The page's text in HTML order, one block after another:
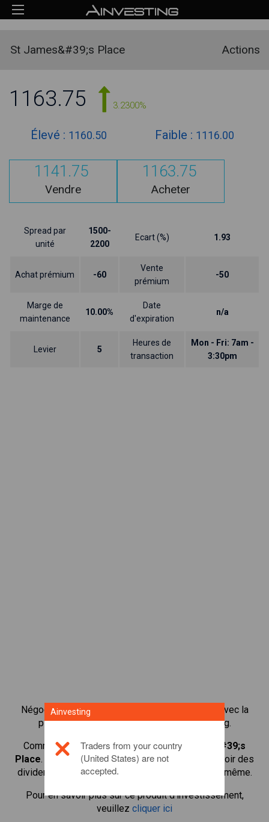
St James&#39;s Place Actions
1163.75 3.2300%
Élevé : 1160.50 Faible : 1116.00
1141.75
Vendre
1163.75
Acheter
Spread par
unité
1500-
2200
Ecart (%) 1.93
Achat prémium -60
Vente
prémium
-50
Marge de
maintenance
10.00%
Date
d'expiration
n/a
Levier 5
Heures de
transaction
Mon - Fri: 7am -
3:30pm
Négocier plus de 1 000 actions internationales avec la
plateforme de négociation CFD de Ainvesting.
Commencer à négocier les CFD enSt James&#39;s
Place. Recevoir des cotes en temps réel et recevoir des
dividendes comme si vous déteniez l'action elle-même.
Pour en savoir plus sur ce produit d'investissement,
veuillez cliquer ici
Ainvesting
Traders from your country
(United States) are not
accepted.